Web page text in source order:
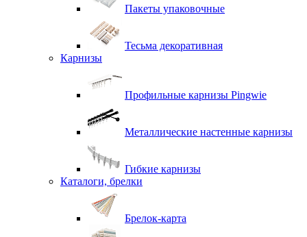
Пакеты упаковочные
Тесьма декоративная
Карнизы
Профильные карнизы Pingwie
Металлические настенные карнизы
Гибкие карнизы
Каталоги, брелки
Брелок-карта